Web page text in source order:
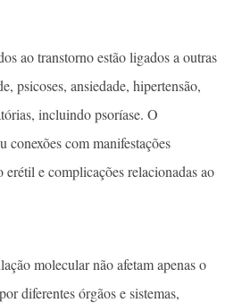
ao transtorno estão ligados a outras
psicoses, ansiedade, hipertensão,
incluindo psoríase. O
conexões com manifestações
erétil e complicações relacionadas ao
molecular não afetam apenas o
diferentes órgãos e sistemas,